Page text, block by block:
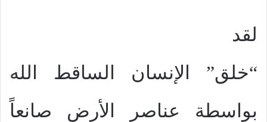
لقد
“خلق” الإنسان الساقط الله
بواسطة عناصر الأرض صانعاً